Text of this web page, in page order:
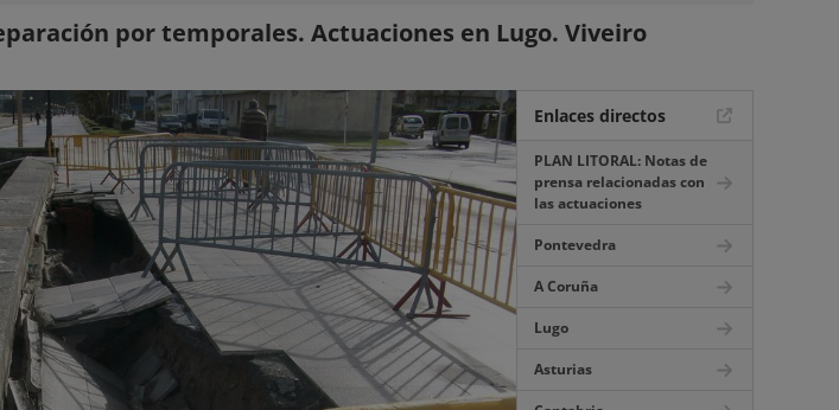
por temporales. Actuaciones en Lugo. Viveiro
Enlaces directos
PLAN LITORAL: Notas de
prensa relacionadas con
las actuaciones
Pontevedra
A Coruña
Lugo
Asturias